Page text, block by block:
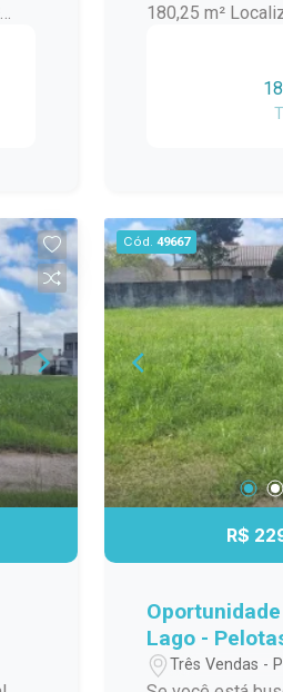
180,25 m²
para construção
infraestrutura
negociação! Não perca essa
oportunidade!
Cód. 49667
R$
Lago -
Três Vendas -